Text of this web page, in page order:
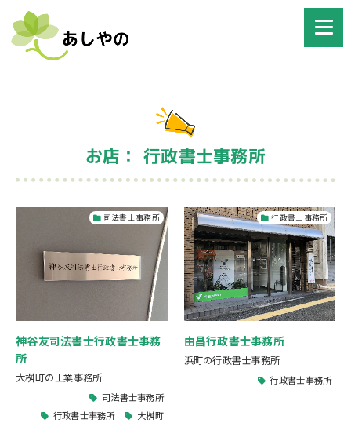
お店： 行政書士事務所
司法書士事務所
神谷友司法書士行政書士事務
所
大桝町の士業事務所
司法書士事務所
行政書士事務所
大桝町
行政書士事務所
由昌行政書士事務所
浜町の行政書士事務所
行政書士事務所